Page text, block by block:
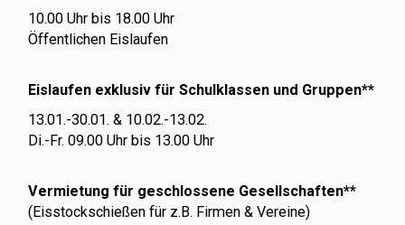
10.00 Uhr bis 18.00 Uhr
Öffentlichen Eislaufen
Eislaufen exklusiv für Schulklassen und Gruppen**
13.01.-30.01. & 10.02.-13.02.
Di.-Fr. 09.00 Uhr bis 13.00 Uhr
Vermietung für geschlossene Gesellschaften**
(Eisstockschießen für z.B. Firmen & Vereine)